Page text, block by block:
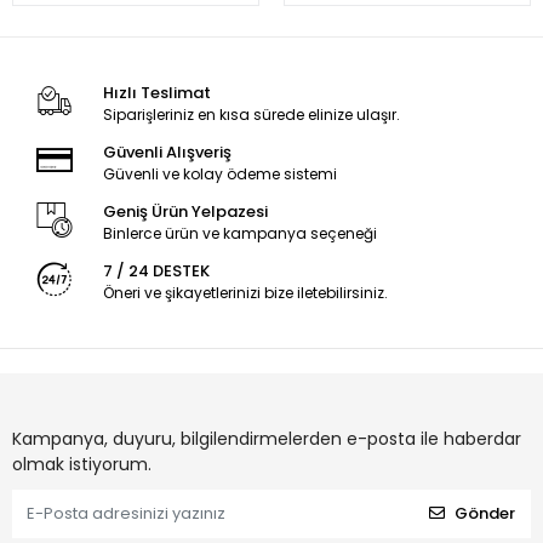
Hızlı Teslimat
Siparişleriniz en kısa sürede elinize ulaşır.
Güvenli Alışveriş
Güvenli ve kolay ödeme sistemi
Geniş Ürün Yelpazesi
Binlerce ürün ve kampanya seçeneği
7 / 24 DESTEK
Öneri ve şikayetlerinizi bize iletebilirsiniz.
Kampanya, duyuru, bilgilendirmelerden e-posta ile haberdar
olmak istiyorum.
Gönder